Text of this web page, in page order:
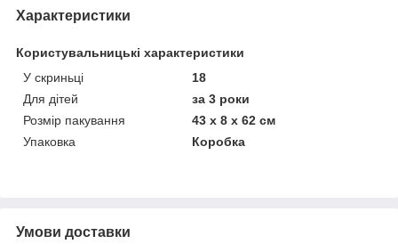
Характеристики
Користувальницькі характеристики
У скриньці
18
Для дітей
за 3 роки
Розмір пакування
43 х 8 х 62 см
Упаковка
Коробка
Умови доставки